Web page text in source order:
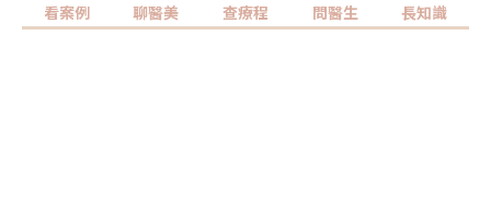
看案例 聊醫美 查療程 問醫生 長知識